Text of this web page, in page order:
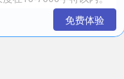
免费体验